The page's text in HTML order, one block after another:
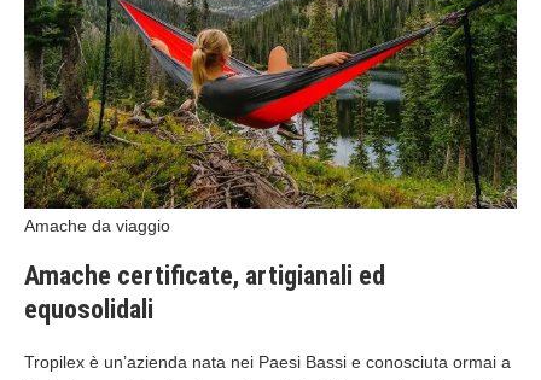
Amache da viaggio
Amache certificate, artigianali ed
equosolidali
Tropilex è un’azienda nata nei Paesi Bassi e conosciuta ormai a